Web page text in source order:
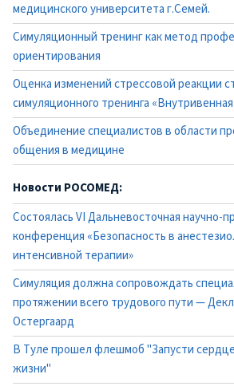
медицинского университета г.Семей.
Симуляционный тренинг как метод
ориентирования
Оценка изменений стрессовой реакции
симуляционного тренинга
Объединение специалистов в области
общения в медицине
Новости РОСОМЕД:
Состоялась VI Дальневосточная научно-
конференция «Безопасность в
интенсивной терапии»
Симуляция должна сопровождать
протяжении всего трудового пути —
Остергаард
В Туле прошел флешмоб "Запусти
жизни"